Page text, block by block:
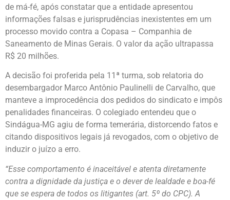
de má-fé, após constatar que a entidade apresentou
informações falsas e jurisprudências inexistentes em um
processo movido contra a Copasa – Companhia de
Saneamento de Minas Gerais. O valor da ação ultrapassa
R$ 20 milhões.
A decisão foi proferida pela 11ª turma, sob relatoria do
desembargador Marco Antônio Paulinelli de Carvalho, que
manteve a improcedência dos pedidos do sindicato e impôs
penalidades financeiras. O colegiado entendeu que o
Sindágua-MG agiu de forma temerária, distorcendo fatos e
citando dispositivos legais já revogados, com o objetivo de
induzir o juízo a erro.
“Esse comportamento é inaceitável e atenta diretamente
contra a dignidade da justiça e o dever de lealdade e boa-fé
que se espera de todos os litigantes (art. 5º do CPC). A